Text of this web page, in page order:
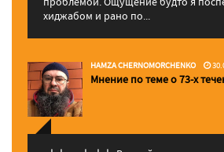
хиджабом и рано по...
HAMZA CHERNOMORCHENKO
Мнение по теме о 73-х